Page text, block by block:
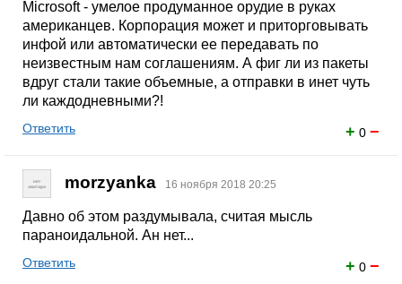
Microsoft - умелое продуманное орудие в руках
американцев. Корпорация может и приторговывать
инфой или автоматически ее передавать по
неизвестным нам соглашениям. А фиг ли из пакеты
вдруг стали такие объемные, а отправки в инет чуть
ли каждодневными?!
+ 0 −
Ответить
morzyanka 16 ноября 2018 20:25
Давно об этом раздумывала, считая мысль
параноидальной. Ан нет...
+ 0 −
Ответить